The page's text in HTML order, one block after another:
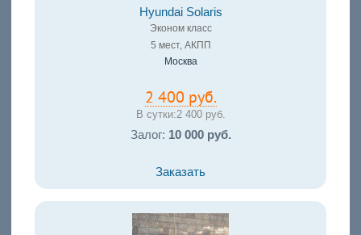
Hyundai Solaris
Эконом класс
5 мест, АКПП
Москва
2 400 руб.
В сутки:2 400 руб.
Залог: 10 000 руб.
Заказать